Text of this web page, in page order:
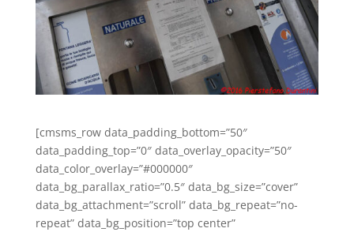
[cmsms_row data_padding_bottom=”50″
data_padding_top=”0″ data_overlay_opacity=”50″
data_color_overlay=”#000000″
data_bg_parallax_ratio=”0.5″ data_bg_size=”cover”
data_bg_attachment=”scroll” data_bg_repeat=”no-
repeat” data_bg_position=”top center”